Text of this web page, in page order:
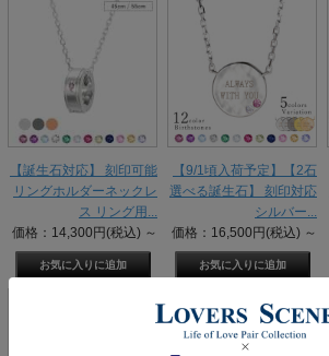
【誕生石対応】 刻印可能
リングホルダーネックレ
ス リング用...
価格：14,300円(税込) ～
【9/1頃入荷予定】【2石
選べる誕生石】 刻印対応
シルバー...
価格：16,500円(税込) ～